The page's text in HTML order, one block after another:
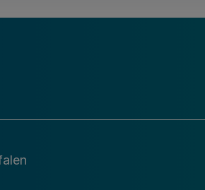
die Kunsthochschulen des